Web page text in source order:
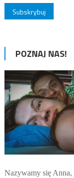
POZNAJ NAS!
Nazywamy się